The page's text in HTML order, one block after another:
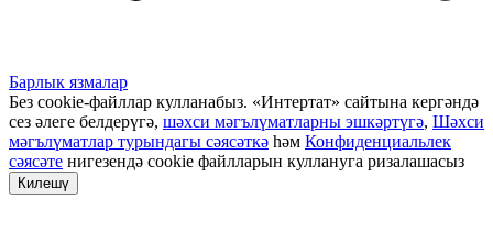
Барлык язмалар
Без cookie-файллар кулланабыз. «Интертат» сайтына кергәндә
сез әлеге белдерүгә, шәхси мәгълүматларны эшкәртүгә, Шәхси
мәгълүматлар турындагы сәясәткә һәм Конфиденциальлек
сәясәте нигезендә cookie файлларын куллануга ризалашасыз
Килешү